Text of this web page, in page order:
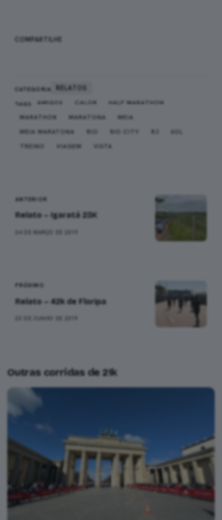
COMPARTILHE
CATEGORIA RELATOS
TAGS AMIGOS CALOR
HALF MARATHON
MARATHON
MARATONA
MEIA
MEIA MARATONA
RIO RIO CITY RJ
TREINO
VIAGEM VISTA
ANTERIOR
Relato – Igaratá 23K
24 DE MARÇO DE 2019
PRÓXIMO
Relato – 42k de Floripa
23 DE JUNHO DE 2019
Outras corridas de 21k